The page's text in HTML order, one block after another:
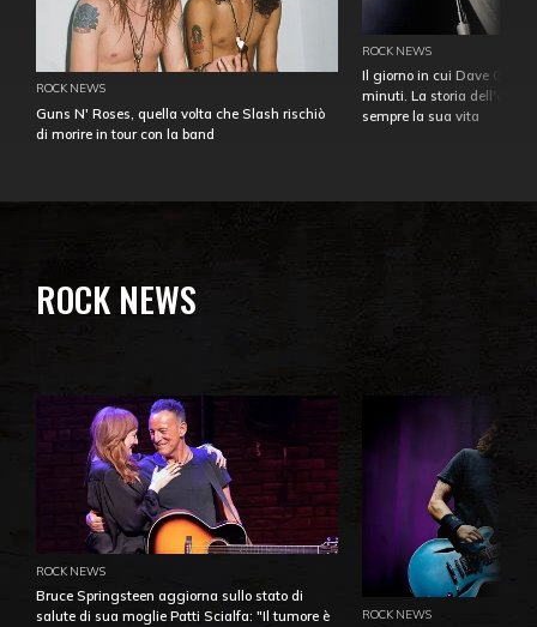
ROCK NEWS
Guns N' Roses, quella volta che Slash rischiò
di morire in tour con la band
ROCK NEWS
Il giorno in cui Dave
minuti. La storia
sempre la sua vita
ROCK NEWS
ROCK NEWS
Bruce Springsteen aggiorna sullo stato di
salute di sua moglie Patti Scialfa: "Il tumore è
ROCK NEWS